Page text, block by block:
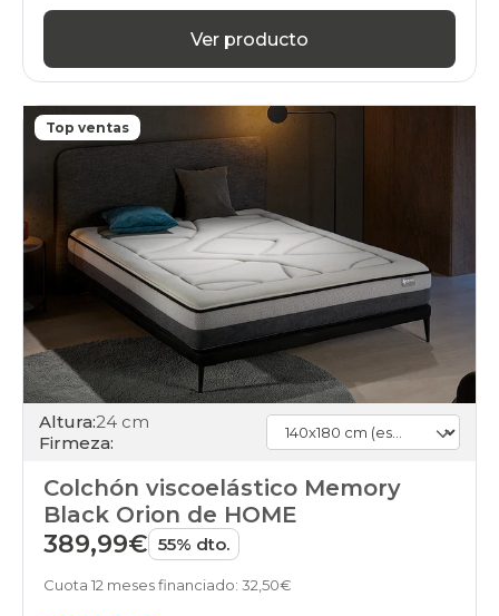
Ver producto
Top ventas
Altura:24 cm
Firmeza:
Colchón viscoelástico Memory
Black Orion de HOME
389,99€ 55% dto.
Cuota 12 meses financiado: 32,50€